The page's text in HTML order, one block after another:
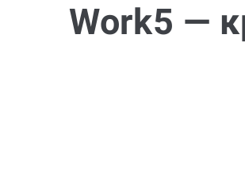
Work5 —